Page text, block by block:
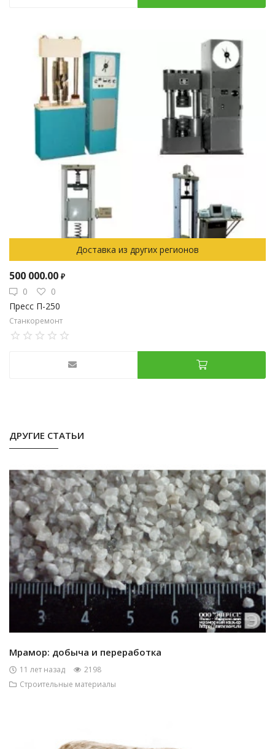
Доставка из других регионов
500 000.00 ₽
0
0
Пресс П-250
Станкоремонт
ДРУГИЕ СТАТЬИ
Мрамор: добыча и переработка
11 лет назад
2198
Строительные материалы